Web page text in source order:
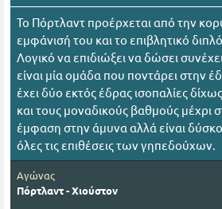
Το Πόρτλαντ προέρχεται από την
εμφάνισή του και το επιβλητικό
Λογικό να επιδιώξει να δώσει
είναι μία ομάδα που ποντάρει στην
έχει δύο εκτός έδρας ισοπαλίες
και τους μοναδικούς βαθμούς μέχρι
έμφαση στην άμυνα αλλά είναι
όλες τις επιθέσεις των γηπεδούχων.
Αγώνας
Πόρτλαντ - Χιούστον